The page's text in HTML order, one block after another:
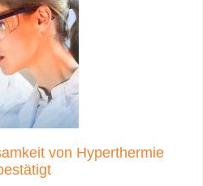
von Hyperthermie